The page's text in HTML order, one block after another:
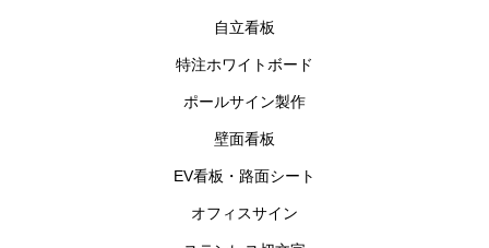
自立看板
特注ホワイトボード
ポールサイン製作
壁面看板
EV看板・路面シート
オフィスサイン